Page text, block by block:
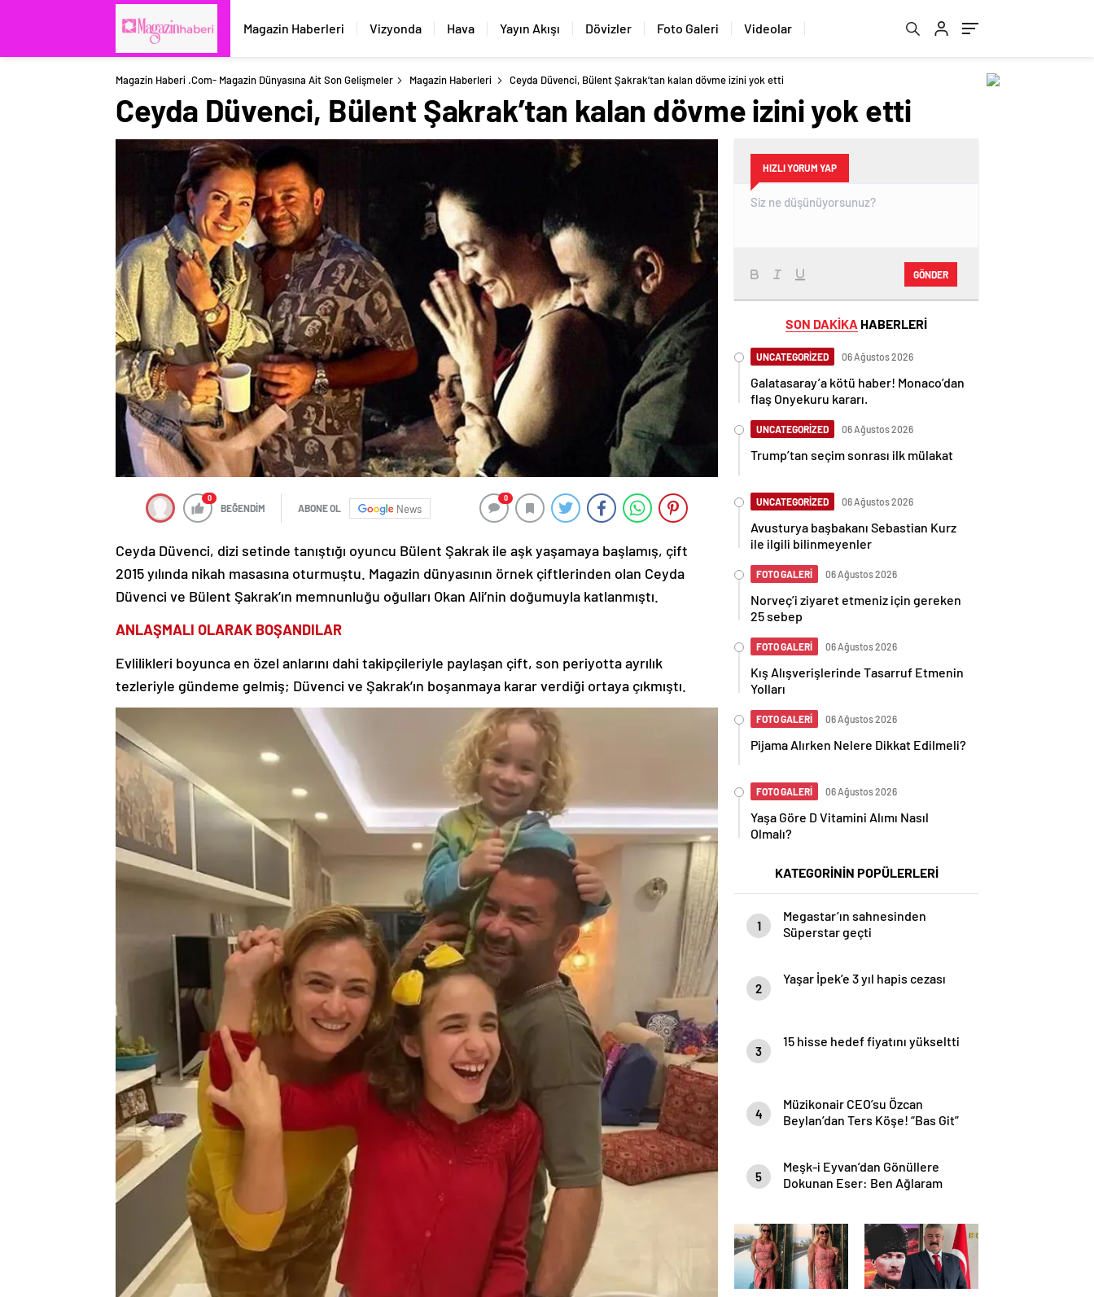
Magazin Haberleri Vizyonda Hava Yayın Akışı Dövizler Foto Galeri Videolar
Magazin Haberi .com- Magazin Dünyasına Ait Son Gelişmeler Magazin Haberleri Ceyda Düvenci, Bülent Şakrak’tan kalan dövme izini yok etti
Ceyda Düvenci, Bülent Şakrak’tan kalan dövme izini yok etti
0
BEĞENDİM ABONE OL News
0
Ceyda Düvenci, dizi setinde tanıştığı oyuncu Bülent Şakrak ile aşk yaşamaya başlamış, çift
2015 yılında nikah masasına oturmuştu. Magazin dünyasının örnek çiftlerinden olan Ceyda
Düvenci ve Bülent Şakrak’ın memnunluğu oğulları Okan Ali’nin doğumuyla katlanmıştı.
ANLAŞMALI OLARAK BOŞANDILAR
Evlilikleri boyunca en özel anlarını dahi takipçileriyle paylaşan çift, son periyotta ayrılık
tezleriyle gündeme gelmiş; Düvenci ve Şakrak’ın boşanmaya karar verdiği ortaya çıkmıştı.
HIZLI YORUM YAP
GÖNDER
SON DAKİKA HABERLERİ
UNCATEGORİZED 06 Ağustos 2026
Galatasaray’a kötü haber! Monaco’dan
flaş Onyekuru kararı.
UNCATEGORİZED 06 Ağustos 2026
Trump’tan seçim sonrası ilk mülakat
UNCATEGORİZED 06 Ağustos 2026
Avusturya başbakanı Sebastian Kurz
ile ilgili bilinmeyenler
FOTO GALERİ 06 Ağustos 2026
Norveç’i ziyaret etmeniz için gereken
25 sebep
FOTO GALERİ 06 Ağustos 2026
Kış Alışverişlerinde Tasarruf Etmenin
Yolları
FOTO GALERİ 06 Ağustos 2026
Pijama Alırken Nelere Dikkat Edilmeli?
FOTO GALERİ 06 Ağustos 2026
Yaşa Göre D Vitamini Alımı Nasıl
Olmalı?
KATEGORİNİN POPÜLERLERİ
1
Megastar’ın sahnesinden
Süperstar geçti
2
Yaşar İpek’e 3 yıl hapis cezası
3
15 hisse hedef fiyatını yükseltti
4
Müzikonair CEO’su Özcan
Beylan’dan Ters Köşe! “Bas Git”
5
Meşk-i Eyvan’dan Gönüllere
Dokunan Eser: Ben Ağlaram